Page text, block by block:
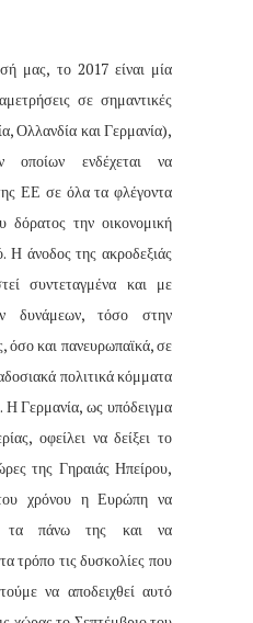
μας, το 2017 είναι μία
σε σημαντικές
Ολλανδία και Γερμανία),
οποίων ενδέχεται να
ΕΕ σε όλα τα φλέγοντα
δόρατος την οικονομική
Η άνοδος της ακροδεξιάς
συντεταγμένα και με
δυνάμεων, τόσο στην
όσο και πανευρωπαϊκά, σε
πολιτικά κόμματα
Η Γερμανία, ως υπόδειγμα
οφείλει να δείξει το
της Γηραιάς Ηπείρου,
χρόνου η Ευρώπη να
τα πάνω της και να
τρόπο τις δυσκολίες που
να αποδειχθεί αυτό